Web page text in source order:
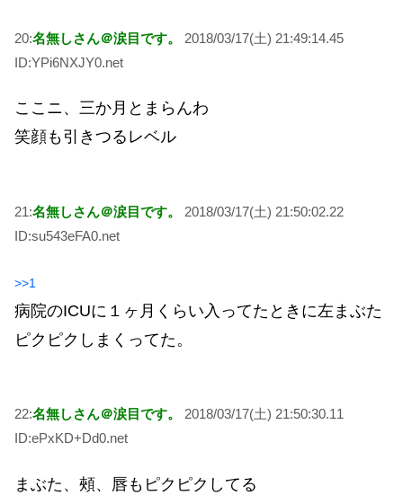
20:名無しさん＠涙目です。
2018/03/17(土) 21:49:14.45
ID:YPi6NXJY0.net
ここニ、三か月とまらんわ
笑顔も引きつるレベル
21:名無しさん＠涙目です。
2018/03/17(土) 21:50:02.22
ID:su543eFA0.net
>>1
病院のICUに１ヶ月くらい入ってたときに左まぶた
ピクピクしまくってた。
22:名無しさん＠涙目です。
2018/03/17(土) 21:50:30.11
ID:ePxKD+Dd0.net
まぶた、頰、唇もピクピクしてる